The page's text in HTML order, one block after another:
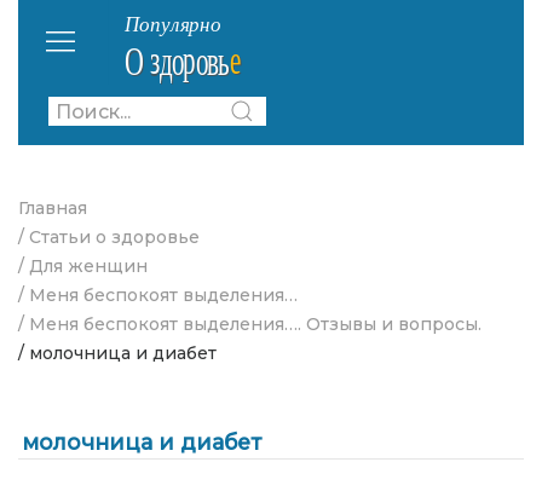
Главная
/ Статьи о здоровье
/ Для женщин
/ Меня беспокоят выделения…
/ Меня беспокоят выделения…. Отзывы и вопросы.
/ молочница и диабет
молочница и диабет